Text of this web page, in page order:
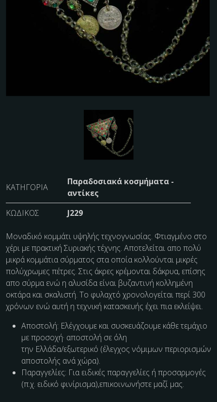
ΚΑΤΗΓΟΡΊΑ
Παραδοσιακά κοσμήματα -
αντίκες
ΚΩΔΙΚΌΣ
J229
Μοναδικό κομμάτι υψηλής τεχνογνωσίας. Φτιαγμένο στο
χέρι με πρακτική Συριακής τέχνης. Αποτελείται απο πολύ
μικρά κομμάτια σύρματος στα οποία κολλούνται μικρές
πολύχρωμες πέτρες. Στις άκρες κρέμονται δάκρυα, επίσης
απο σύρμα ενώ η αλυσίδα είναι βυζαντινή κολλημένη
οκτάρα και σκαλιστή. Το φυλαχτό χρονολογείται περί 300
χρόνων ενώ αυτή η τεχνική κατασκευής έχει πια εκλείψει.
Αποστολή: Ελέγχουμε και συσκευάζουμε κάθε τεμάχιο
με προσοχή· αποστολή σε όλη
την Ελλάδα/εξωτερικό (έλεγχος νόμιμων περιορισμών
αποστολής ανά χώρα).
Παραγγελίες: Για ειδικές παραγγελίες ή προσαρμογές
(π.χ. ειδικό φινίρισμα),επικοινωνήστε μαζί μας.